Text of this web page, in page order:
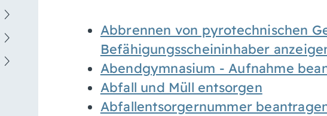
Abbrennen von pyrotechnischen
Befähigungsscheininhaber
Abendgymnasium - Aufnahme
Abfall und Müll entsorgen
Abfallentsorgernummer